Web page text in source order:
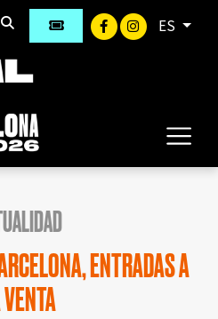
ES
ENTRADAS A
VENTA